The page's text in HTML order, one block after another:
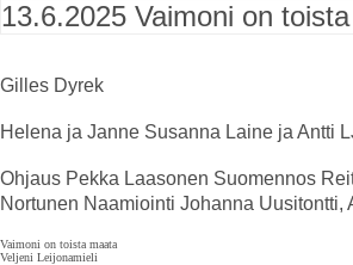
13.6.2025 Vaimoni on
Gilles Dyrek
Helena ja Janne Susanna Laine ja Antti
Ohjaus Pekka Laasonen Suomennos
Nortunen Naamiointi Johanna Uusitontti,
Vaimoni on toista maata
Veljeni Leijonamieli